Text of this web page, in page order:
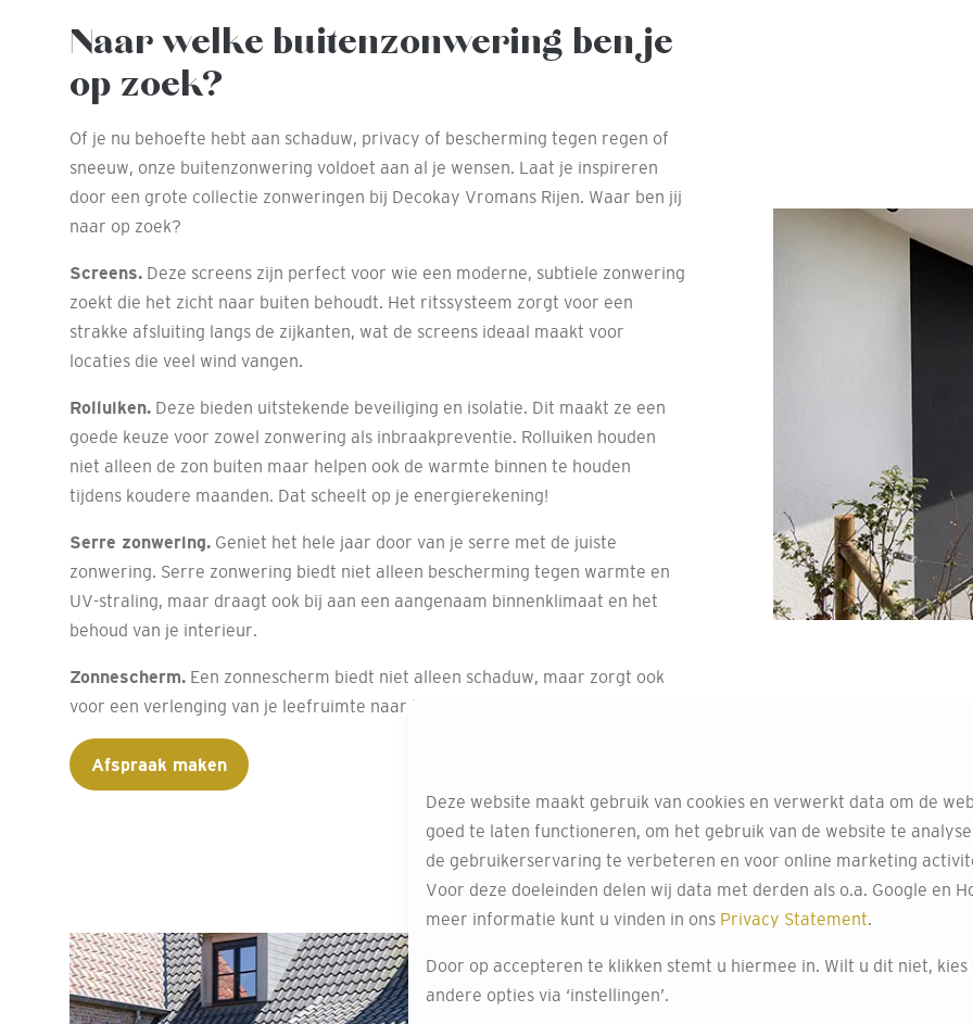
Naar welke buitenzonwering ben je
op zoek?
Of je nu behoefte hebt aan schaduw, privacy of bescherming tegen regen of
sneeuw, onze buitenzonwering voldoet aan al je wensen. Laat je inspireren
door een grote collectie zonweringen bij Decokay Vromans Rijen. Waar ben jij
naar op zoek?
Screens. Deze screens zijn perfect voor wie een moderne, subtiele zonwering
zoekt die het zicht naar buiten behoudt. Het ritssysteem zorgt voor een
strakke afsluiting langs de zijkanten, wat de screens ideaal maakt voor
locaties die veel wind vangen.
Rolluiken. Deze bieden uitstekende beveiliging en isolatie. Dit maakt ze een
goede keuze voor zowel zonwering als inbraakpreventie. Rolluiken houden
niet alleen de zon buiten maar helpen ook de warmte binnen te houden
tijdens koudere maanden. Dat scheelt op je energierekening!
Serre zonwering. Geniet het hele jaar door van je serre met de juiste
zonwering. Serre zonwering biedt niet alleen bescherming tegen warmte en
UV-straling, maar draagt ook bij aan een aangenaam binnenklimaat en het
behoud van je interieur.
Zonnescherm. Een zonnescherm biedt niet alleen schaduw, maar zorgt ook
voor een verlenging van je leefruimte naar buiten.
Afspraak maken
Onze
Deze website maakt gebruik van cookies en verwerkt data om de
goed te laten functioneren, om het gebruik van de website te
de gebruikerservaring te verbeteren en voor online marketing
Voor deze doeleinden delen wij data met derden als o.a. Google en
meer informatie kunt u vinden in ons Privacy Statement.
Door op accepteren te klikken stemt u hiermee in. Wilt u dit niet, kies
andere opties via ‘instellingen’.